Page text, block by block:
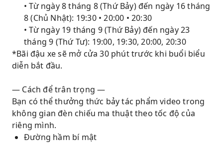
• Từ ngày 8 tháng 8 (Thứ Bảy) đến ngày 16 tháng
8 (Chủ Nhật): 19:30 • 20:00 • 20:30
• Từ ngày 19 tháng 9 (Thứ Bảy) đến ngày 23
tháng 9 (Thứ Tư): 19:00, 19:30, 20:00, 20:30
*Bãi đậu xe sẽ mở cửa 30 phút trước khi buổi biểu
diễn bắt đầu.
— Cách để trân trọng —
Bạn có thể thưởng thức bảy tác phẩm video trong
không gian đèn chiếu ma thuật theo tốc độ của
riêng mình.
Đường hầm bí mật